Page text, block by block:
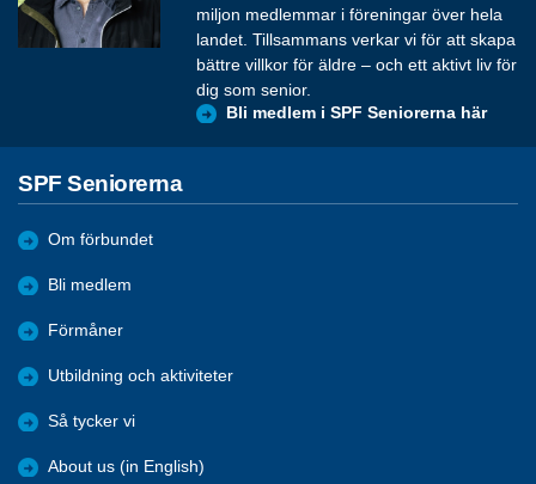
miljon medlemmar i föreningar över hela
landet. Tillsammans verkar vi för att skapa
bättre villkor för äldre – och ett aktivt liv för
dig som senior.
Bli medlem i SPF Seniorerna här
SPF Seniorerna
Om förbundet
Bli medlem
Förmåner
Utbildning och aktiviteter
Så tycker vi
About us (in English)